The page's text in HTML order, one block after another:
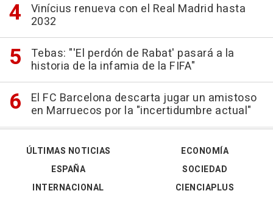
Vinícius renueva con el Real Madrid hasta
2032
Tebas: "'El perdón de Rabat' pasará a la
historia de la infamia de la FIFA"
El FC Barcelona descarta jugar un amistoso
en Marruecos por la "incertidumbre actual"
ÚLTIMAS NOTICIAS
ESPAÑA
INTERNACIONAL
ECONOMÍA
SOCIEDAD
CIENCIAPLUS